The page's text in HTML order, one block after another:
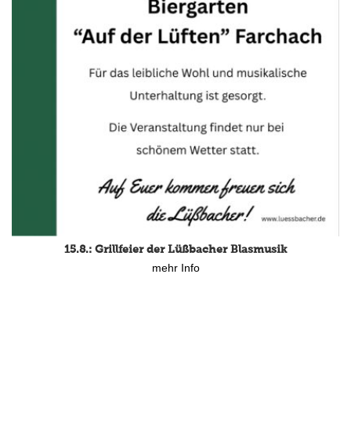
15.8.: Grillfeier der Lüßbacher Blasmusik
mehr Info